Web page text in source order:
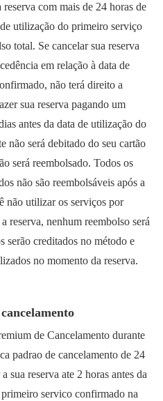
com mais de 24 horas de
utilização do primeiro serviço
total. Se cancelar sua reserva
em relação à data de
não terá direito a
sua reserva pagando um
antes da data de utilização do
não será debitado do seu cartão
será reembolsado. Todos os
não são reembolsáveis após a
não utilizar os serviços por
reserva, nenhum reembolso será
serão creditados no método e
no momento da reserva.
de Cancelamento durante
padrao de cancelamento de 24
sua reserva ate 2 horas antes da
servico confirmado na